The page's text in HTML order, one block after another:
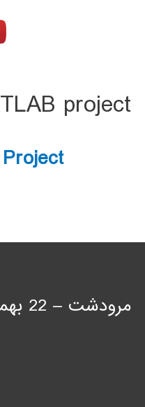
project
مرودشت – 22 بهمن شمالی